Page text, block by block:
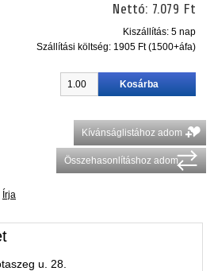
Nettó: 7.079 Ft
Kiszállítás: 5 nap
Szállítási költség: 1905 Ft (1500+áfa)
Kívánságlistához adom
Összehasonlításhoz adom
Írja
u. 28.